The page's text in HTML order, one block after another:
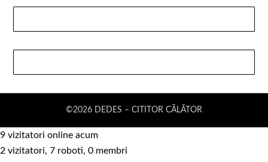
©2026 DEDES – CITITOR CĂLĂTOR
9 vizitatori online acum
2 vizitatori, 7 roboti, 0 membri